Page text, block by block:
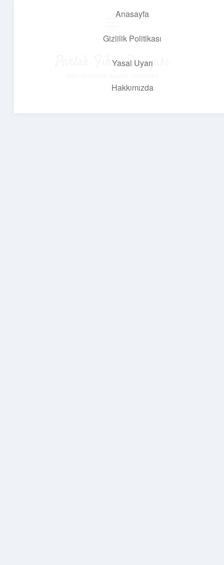
Anasayfa
Gizlilik Politikası
Yasal Uyarı
Hakkımızda
Parlak Fikir Dünyası